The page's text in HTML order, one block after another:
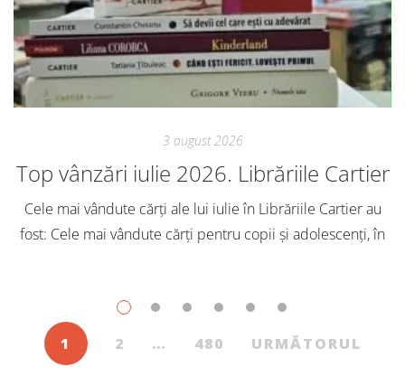
3 august 2026
Top vânzări iulie 2026. Librăriile Cartier
Cele mai vândute cărți ale lui iulie în Librăriile Cartier au
fost: Cele mai vândute cărți pentru copii și adolescenți, în
1 2 … 480 URMĂTORUL